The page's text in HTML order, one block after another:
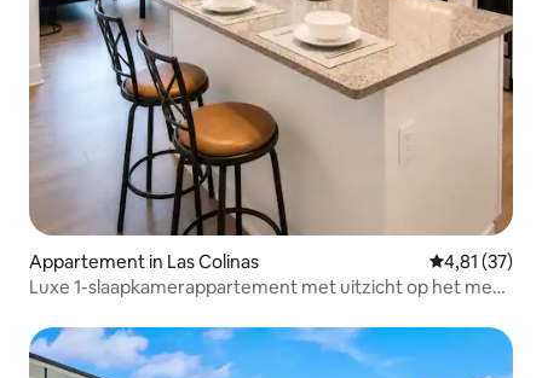
Appartement in Las Colinas Gemiddelde
4,81 (37)
Luxe 1-slaapkamerappartement met uitzicht op het meer